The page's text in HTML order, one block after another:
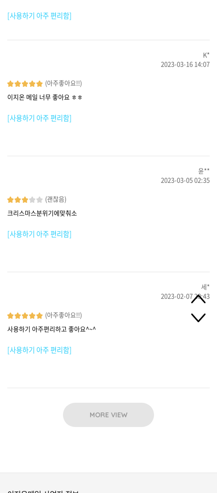
[사용하기 아주 편리함]
K*
2023-03-16 14:07
(아주좋아요!!)
이지온 메일 너무 좋아요 ㅎㅎ
[사용하기 아주 편리함]
윤**
2023-03-05 02:35
(괜찮음)
크리스마스분위기에맞춰소
[사용하기 아주 편리함]
세*
2023-02-07 20:43
(아주좋아요!!)
사용하기 아주편리하고 좋아요^~^
[사용하기 아주 편리함]
MORE VIEW